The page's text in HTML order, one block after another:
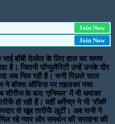
Join Now
Join Now
बॉबी देओल के लिए हाल का समय
है। जितनी पॉप्युलैरिटी उन्हें उनके दौर
अब मिल रही है। सनी पिछले साल
ने बॉक्स ऑफिस पर तहलका मचा
के बाद 'एनिमल' में भी धमाका
हो रही हैं। वहीं धर्मेन्द्र ने भी 'रॉकी
से खूब तारीफें लूटीं। अब सनी ने
रहे प्यार और समर्थन की सराहना की